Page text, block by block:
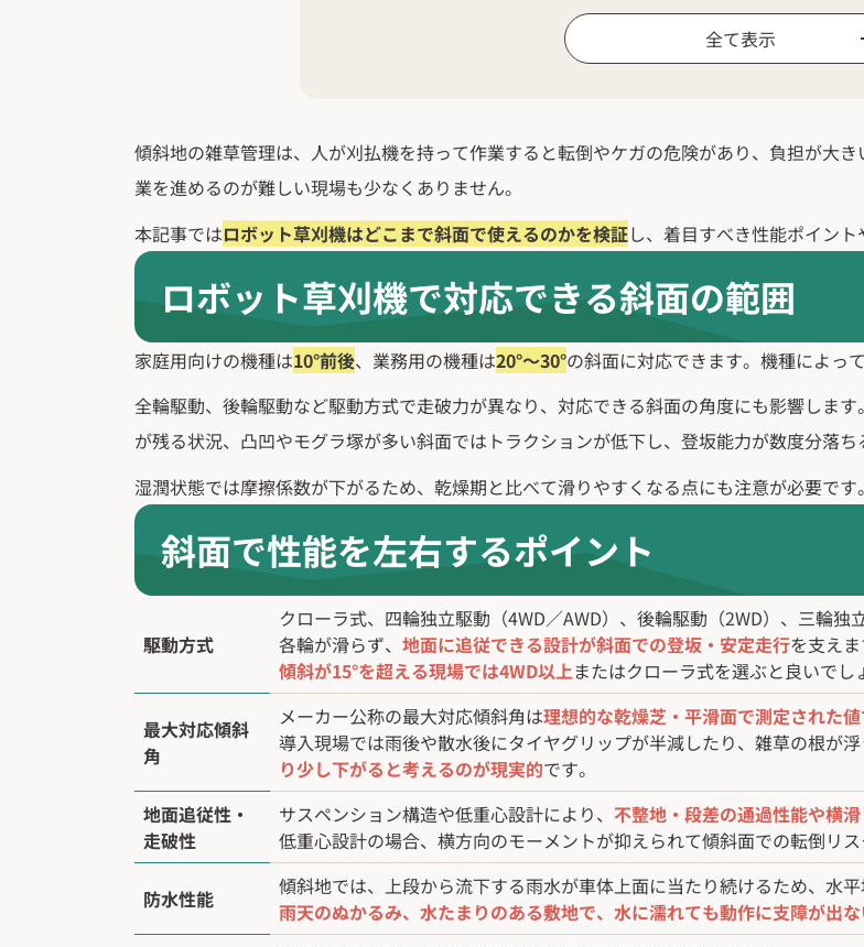
全て表示
傾斜地の雑草管理は、人が刈払機を持って作業すると転倒やケガの危険があり、負担が大
業を進めるのが難しい現場も少なくありません。
本記事ではロボット草刈機はどこまで斜面で使えるのかを検証し、着目すべき性能ポイント
ロボット草刈機で対応できる斜面の範囲
家庭用向けの機種は10°前後、業務用の機種は20°～30°の斜面に対応できます。機種によっ
全輪駆動、後輪駆動など駆動方式で走破力が異なり、対応できる斜面の角度にも影響しま
が残る状況、凸凹やモグラ塚が多い斜面ではトラクションが低下し、登坂能力が数度分落ち
湿潤状態では摩擦係数が下がるため、乾燥期と比べて滑りやすくなる点にも注意が必要です。
斜面で性能を左右するポイント
駆動方式
クローラ式、四輪独立駆動（4WD／AWD）、後輪駆動（2WD）、三輪独
各輪が滑らず、 地面に追従できる設計が斜面での登坂・安定走行を支えま
傾斜が15°を超える現場では4WD以上またはクローラ式を選ぶと良いでし
最大対応傾斜
角
メーカー公称の最大対応傾斜角は理想的な乾燥芝・平滑面で測定された値
導入現場では雨後や散水後にタイヤグリップが半減したり、雑草の根が
り少し下がると考えるのが現実的です。
地面追従性・
走破性
サスペンション構造や低重心設計により、 不整地・段差の通過性能や横
低重心設計の場合、横方向のモーメントが抑えられて傾斜面での転倒リス
防水性能
傾斜地では、上段から流下する雨水が車体上面に当たり続けるため、水平
雨天のぬかるみ、水たまりのある敷地で、水に濡れても動作に支障が出